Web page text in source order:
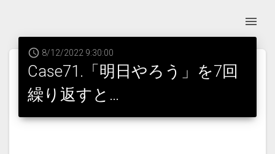
8/12/2022 9:30:00
Case71.「明日やろう」を7回
繰り返すと…